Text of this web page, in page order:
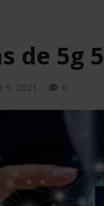
de 5g
9, 2021 0